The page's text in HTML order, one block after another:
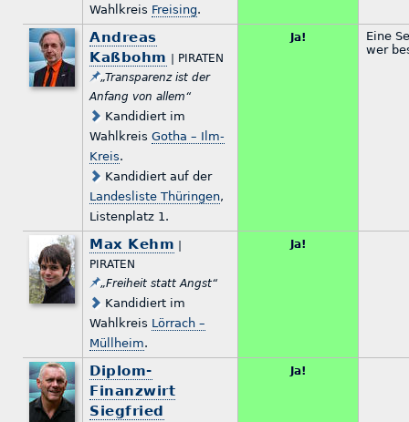
Wahlkreis Freising.
Andreas
Kaßbohm
| PIRATEN
„Transparenz ist der
Anfang von allem“
Kandidiert im
WahlkreisGotha – Ilm-
Kreis.
Kandidiert auf der
Landesliste Thüringen,
Listenplatz 1.
Ja!
Eine
wer
Max Kehm
PIRATEN
„Freiheit statt Angst“
Kandidiert im
Wahlkreis Lörrach –
Müllheim.
Ja!
Diplom-
Finanzwirt
Siegfried
Ja!